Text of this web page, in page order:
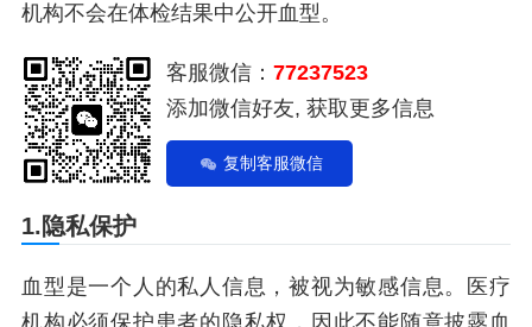
机构不会在体检结果中公开血型。
客服微信： 77237523
添加微信好友, 获取更多信息
复制客服微信
1.隐私保护
血型是一个人的私人信息，被视为敏感信息。医疗